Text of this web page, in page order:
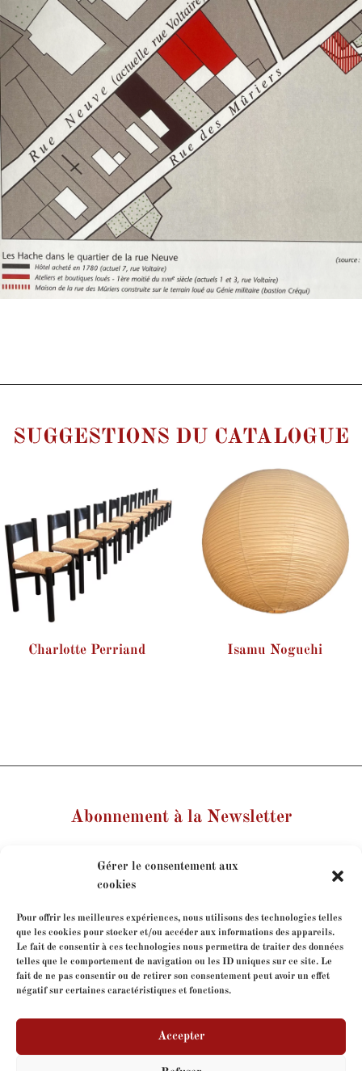
Gérer le consentement aux
cookies
Pour offrir les meilleures expériences, nous utilisons des technologies telles
que les cookies pour stocker et/ou accéder aux informations des appareils.
Le fait de consentir à ces technologies nous permettra de traiter des données
telles que le comportement de navigation ou les ID uniques sur ce site. Le
fait de ne pas consentir ou de retirer son consentement peut avoir un effet
négatif sur certaines caractéristiques et fonctions.
Accepter
SUGGESTIONS DU CATALOGUE
Charlotte Perriand Isamu Noguchi
Abonnement à la Newsletter
Je consens à l'utilisation de mes coordonnées dans le
cadre de mon abonnement à la newsletter.